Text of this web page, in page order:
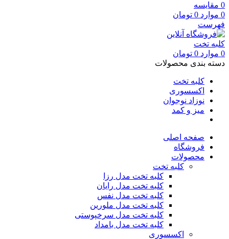
0 مقایسه
0 موارد 0 تومان
فهرست
0 موارد 0 تومان
دسته بندی محصولات
کلبه تخت
اکسسوری
نوزاد نوجوان
میز و کمد
صفحه اصلی
فروشگاه
محصولات
کلبه تخت
کلبه تخت مدل رزا
کلبه تخت مدل رایان
کلبه تخت مدل نفس
کلبه تخت مدل ملورین
کلبه تخت مدل سرخپوستی
کلبه تخت مدل بامداد
اکسسوری